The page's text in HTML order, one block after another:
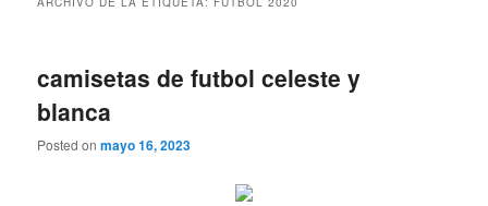
camisetas de futbol celeste y
blanca
Posted onmayo 16, 2023